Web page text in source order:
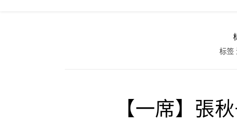
标签
【一席】張